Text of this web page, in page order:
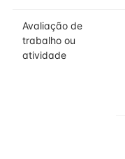
Avaliação de
trabalho ou
atividade